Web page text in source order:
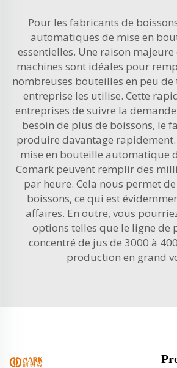
Pour les fabricants de
automatiques de mise en
essentielles. Une raison majeure
machines sont idéales pour
nombreuses bouteilles en peu
entreprise les utilise. Cette
entreprises de suivre la
besoin de plus de boissons, le
produire davantage rapidement.
mise en bouteille automatique
Comark peuvent remplir des
par heure. Cela nous permet
boissons, ce qui est
affaires. En outre, vous
options telles que le ligne de
concentré de jus de 3000 à
production en grand